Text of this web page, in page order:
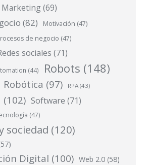
Marketing (69)
(82) Motivación (47)
de negocio (47)
sociales (71)
(44) Robots (148)
Robótica (97) RPA (43)
(102) Software (71)
(47)
sociedad (120)
Digital (100) Web 2.0 (58)